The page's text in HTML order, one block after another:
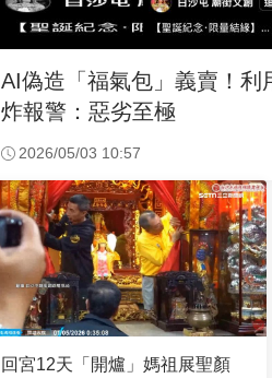
AI偽造「福氣包」義賣！
炸報警：惡劣至極
2026/05/03 10:57
回宮12天「開爐」媽祖展聖顏